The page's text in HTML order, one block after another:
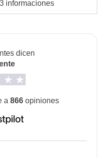
privadas
informaciones
dicen
a 866 opiniones